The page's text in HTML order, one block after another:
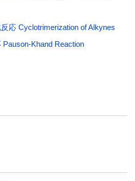
応 Cyclotrimerization of Alkynes
Khand Reaction